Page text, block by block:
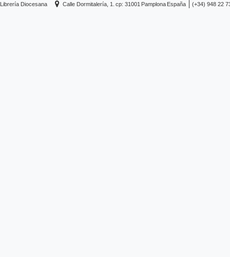
Librería Diocesana Calle Dormitalería, 1. cp: 31001 Pamplona España (+34) 948 22